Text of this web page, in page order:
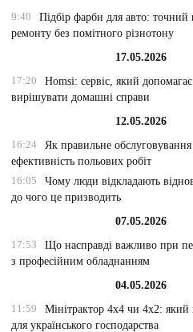
9:40
Підбір фарби для авто: точний
ремонту без помітного різнотону
17.05.2026
17:20
Homsi: сервіс, який
вирішувати домашні справи
12.05.2026
16:24
Як правильне
ефективність польових робіт
16:05
Чому люди відкладають
до чого це призводить
07.05.2026
17:53
Що насправді важливо при
з професійним обладнанням
04.05.2026
11:59
Мінітрактор 4х4 чи 4х2: який
для українського господарства